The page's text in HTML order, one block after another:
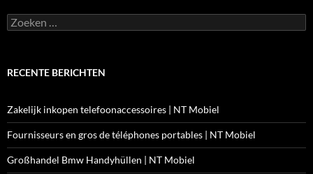
Zoeken
naar:
RECENTE BERICHTEN
Zakelijk inkopen telefoonaccessoires | NT Mobiel
Fournisseurs en gros de téléphones portables | NT Mobiel
Großhandel Bmw Handyhüllen | NT Mobiel